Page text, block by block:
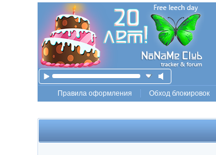
Правила оформления Обход блокировок